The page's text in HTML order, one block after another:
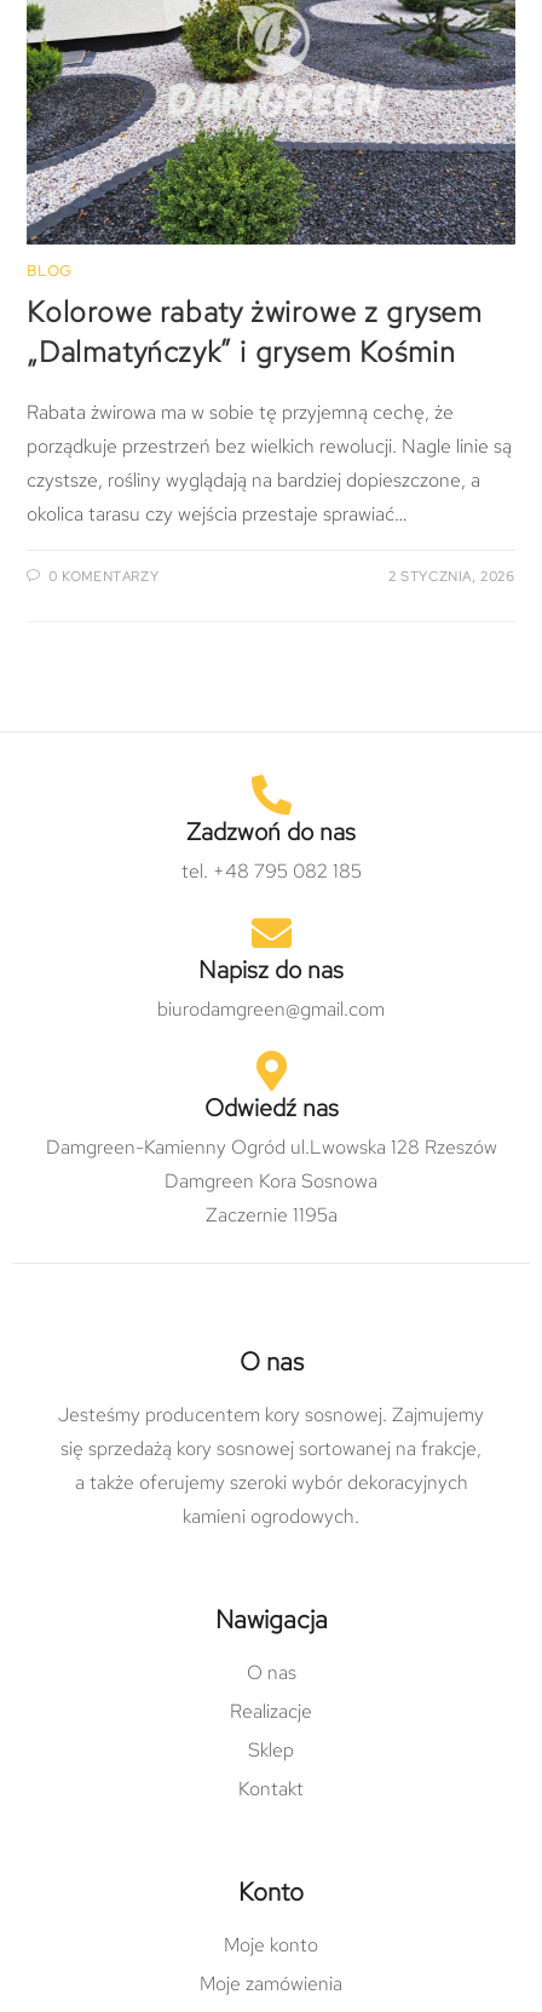
BLOG
Kolorowe rabaty żwirowe z grysem
„Dalmatyńczyk” i grysem Kośmin
Rabata żwirowa ma w sobie tę przyjemną cechę, że
porządkuje przestrzeń bez wielkich rewolucji. Nagle linie są
czystsze, rośliny wyglądają na bardziej dopieszczone, a
okolica tarasu czy wejścia przestaje sprawiać…
0 KOMENTARZY 2 STYCZNIA, 2026
Zadzwoń do nas
tel. +48 795 082 185
Napisz do nas
biurodamgreen@gmail.com
Odwiedź nas
Damgreen-Kamienny Ogród ul.Lwowska 128 Rzeszów
Damgreen Kora Sosnowa
Zaczernie 1195a
O nas
Jesteśmy producentem kory sosnowej. Zajmujemy
się sprzedażą kory sosnowej sortowanej na frakcje,
a także oferujemy szeroki wybór dekoracyjnych
kamieni ogrodowych.
Nawigacja
O nas
Realizacje
Sklep
Kontakt
Konto
Moje konto
Moje zamówienia